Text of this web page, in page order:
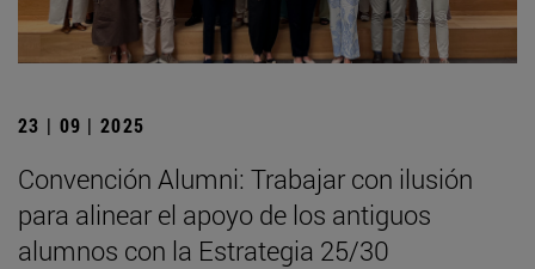
23 | 09 | 2025
Convención Alumni: Trabajar con ilusión
para alinear el apoyo de los antiguos
alumnos con la Estrategia 25/30